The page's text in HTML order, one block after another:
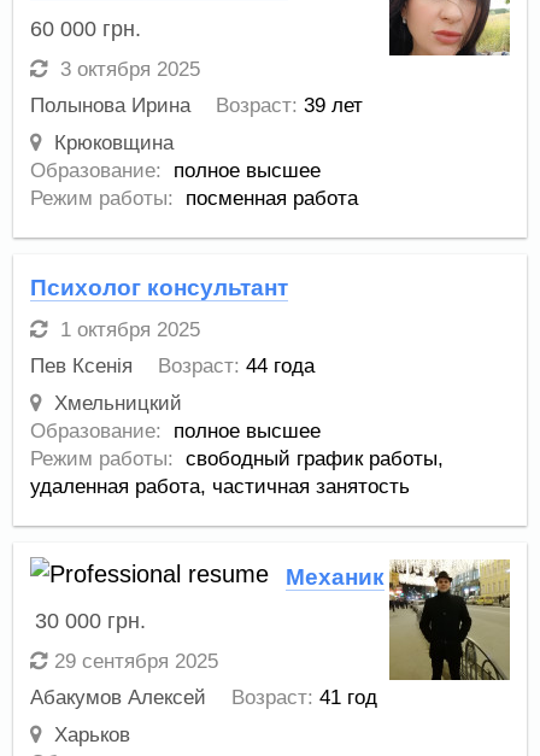
60 000 грн.
3 октября 2025
Полынова Ирина
Возраст: 39 лет
Крюковщина
Образование:
полное высшее
Режим работы:
посменная работа
Психолог консультант
1 октября 2025
Пев Ксенія
Возраст: 44 года
Хмельницкий
Образование:
полное высшее
Режим работы:
свободный график работы,
удаленная работа, частичная занятость
Механик
30 000 грн.
29 сентября 2025
Абакумов Алексей
Возраст: 41 год
Харьков